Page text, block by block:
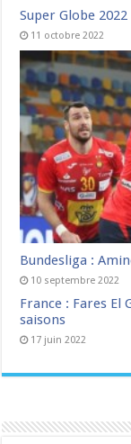
Super Globe
11 octobre 2022
Bundesliga :
10 septembre 2022
France : Fares El
saisons
17 juin 2022